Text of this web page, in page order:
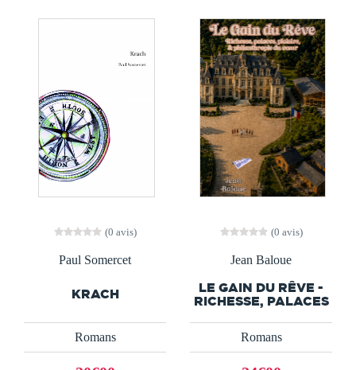
(0 avis)
Paul Somercet
KRACH
Romans
(0 avis)
Jean Baloue
LE GAIN DU RÊVE -
RICHESSE, PALACES
Romans